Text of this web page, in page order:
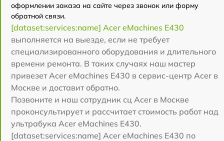
оформлении заказа на сайте через звонок или форму
обратной связи.
[dataset:services:name] Acer eMachines E430
выполняется на выезде, если не требует
специализированного оборудования и длительного
времени ремонта. В таких случаях наш мастер
привезет Acer eMachines E430 в сервис-центр Acer в
Москве и доставит обратно.
Позвоните и наш сотрудник сц Acer в Москве
проконсультирует и рассчитает стоимость работ над
ультрабука Acer eMachines E430.
[dataset:services:name] Acer eMachines E430 по